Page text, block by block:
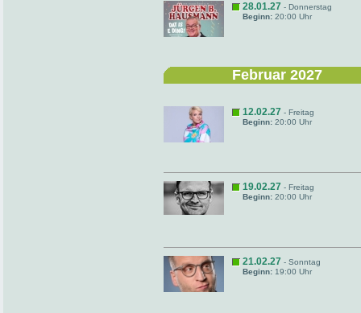
28.01.27 - Donnerstag
Beginn: 20:00 Uhr
Februar 2027
12.02.27 - Freitag
Beginn: 20:00 Uhr
19.02.27 - Freitag
Beginn: 20:00 Uhr
21.02.27 - Sonntag
Beginn: 19:00 Uhr